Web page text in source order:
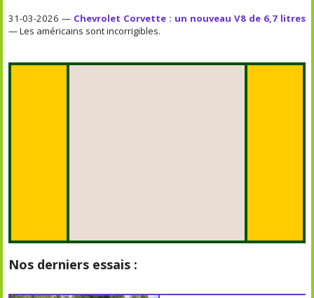
31-03-2026 — Chevrolet Corvette : un nouveau V8 de 6,7 litres
— Les américains sont incorrigibles.
Nos derniers essais :